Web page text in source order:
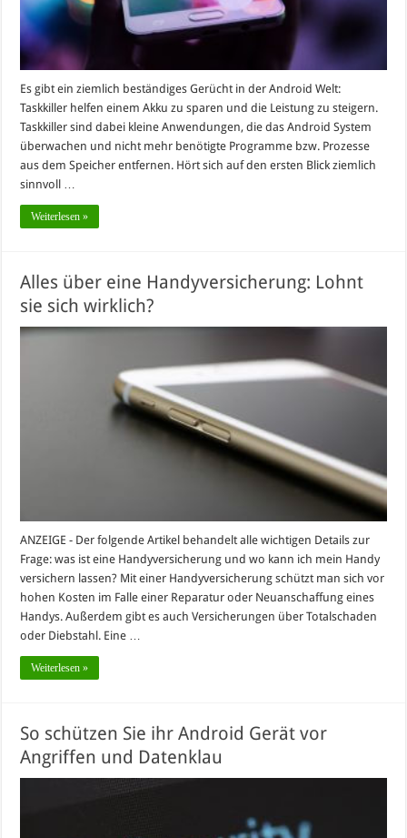
Es gibt ein ziemlich beständiges Gerücht in der Android Welt:
Taskkiller helfen einem Akku zu sparen und die Leistung zu steigern.
Taskkiller sind dabei kleine Anwendungen, die das Android System
überwachen und nicht mehr benötigte Programme bzw. Prozesse
aus dem Speicher entfernen. Hört sich auf den ersten Blick ziemlich
sinnvoll …
Weiterlesen »
Alles über eine Handyversicherung: Lohnt
sie sich wirklich?
ANZEIGE - Der folgende Artikel behandelt alle wichtigen Details zur
Frage: was ist eine Handyversicherung und wo kann ich mein Handy
versichern lassen? Mit einer Handyversicherung schützt man sich vor
hohen Kosten im Falle einer Reparatur oder Neuanschaffung eines
Handys. Außerdem gibt es auch Versicherungen über Totalschaden
oder Diebstahl. Eine …
Weiterlesen »
So schützen Sie ihr Android Gerät vor
Angriffen und Datenklau